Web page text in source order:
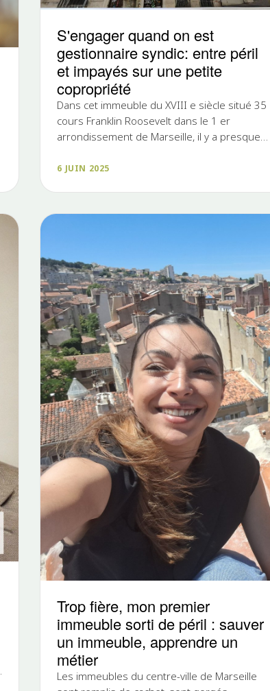
S'engager quand on est
gestionnaire syndic: entre péril
et impayés sur une petite
copropriété
Dans cet immeuble du XVIII e siècle situé 35
cours Franklin Roosevelt dans le 1 er
arrondissement de Marseille, il y a presque
6 JUIN 2025
Trop fière, mon premier
immeuble sorti de péril : sauver
un immeuble, apprendre un
métier
Les immeubles du centre-ville de Marseille